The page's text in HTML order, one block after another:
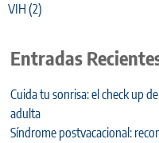
VIH (2)
Entradas
Cuida tu sonrisa: el check up
adulta
Síndrome postvacacional: